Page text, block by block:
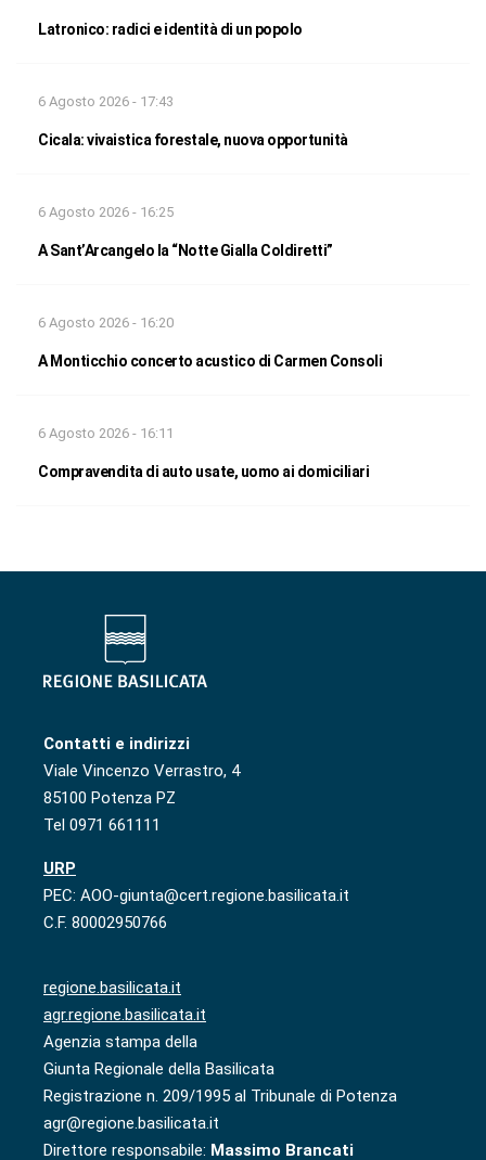
Latronico: radici e identità di un popolo
6 Agosto 2026 - 17:43
Cicala: vivaistica forestale, nuova opportunità
6 Agosto 2026 - 16:25
A Sant’Arcangelo la “Notte Gialla Coldiretti”
6 Agosto 2026 - 16:20
A Monticchio concerto acustico di Carmen Consoli
6 Agosto 2026 - 16:11
Compravendita di auto usate, uomo ai domiciliari
Contatti e indirizzi
Viale Vincenzo Verrastro, 4
85100 Potenza PZ
Tel 0971 661111
URP
PEC: AOO-giunta@cert.regione.basilicata.it
C.F. 80002950766
regione.basilicata.it
agr.regione.basilicata.it
Agenzia stampa della
Giunta Regionale della Basilicata
Registrazione n. 209/1995 al Tribunale di Potenza
agr@regione.basilicata.it
Direttore responsabile: Massimo Brancati